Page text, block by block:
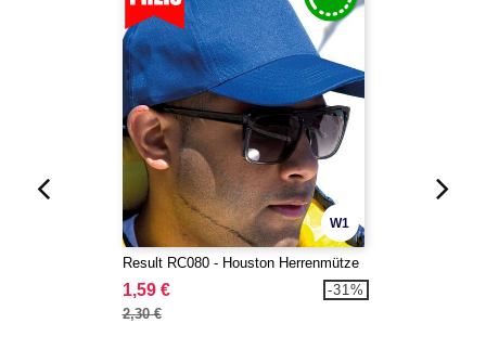
W1
Result RC080 - Houston Herrenmütze
1,59 €
2,30 €
-31%